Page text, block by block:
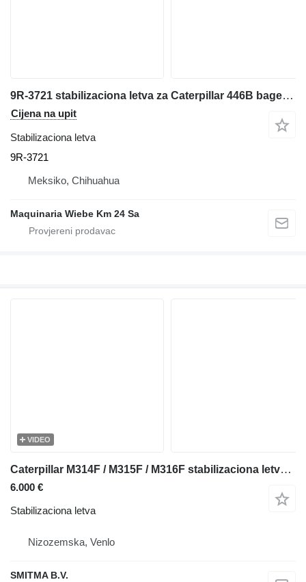
9R-3721 stabilizaciona letva za Caterpillar 446B bagera-utovarivača
Cijena na upit
Stabilizaciona letva
9R-3721
Meksiko, Chihuahua
Maquinaria Wiebe Km 24 Sa
VIDEO
Caterpillar M314F / M315F / M316F stabilizaciona letva za Caterpillar M314F / M315F / M316F bagera
6.000 €
Stabilizaciona letva
Nizozemska, Venlo
SMITMA B.V.